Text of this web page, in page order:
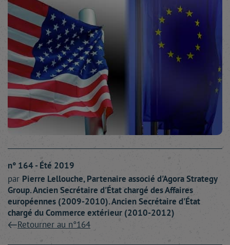
n° 164 - Été 2019
par Pierre Lellouche, Partenaire associé d'Agora Strategy
Group. Ancien Secrétaire d'État chargé des Affaires
européennes (2009-2010). Ancien Secrétaire d'État
chargé du Commerce extérieur (2010-2012)
Retourner au n°164